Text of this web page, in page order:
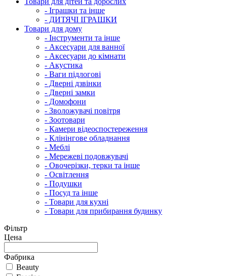
- Іграшки та інше
- ДИТЯЧІ ІГРАШКИ
Товари для дому
- Інструменти та інше
- Аксесуари для ванної
- Аксесуари до кімнати
- Акустика
- Ваги підлогові
- Дверні дзвінки
- Дверні замки
- Домофони
- Зволожувачі повітря
- Зоотовари
- Камери відеоспостереження
- Клінінгове обладнання
- Меблі
- Мережеві подовжувачі
- Овочерізки, терки та інше
- Освітлення
- Подушки
- Посуд та інше
- Товари для кухні
- Товари для прибирання будинку
Фільтр
Цена
Фабрика
Beauty